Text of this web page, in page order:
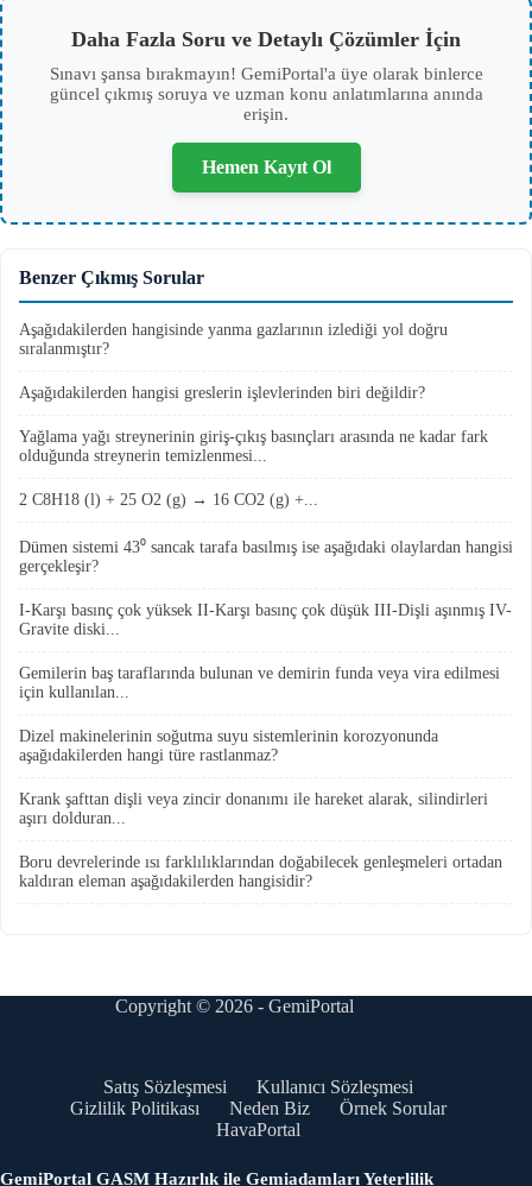
Daha Fazla Soru ve Detaylı Çözümler İçin
Sınavı şansa bırakmayın! GemiPortal'a üye olarak binlerce
güncel çıkmış soruya ve uzman konu anlatımlarına anında
erişin.
Hemen Kayıt Ol
Benzer Çıkmış Sorular
Aşağıdakilerden hangisinde yanma gazlarının izlediği yol doğru
sıralanmıştır?
Aşağıdakilerden hangisi greslerin işlevlerinden biri değildir?
Yağlama yağı streynerinin giriş-çıkış basınçları arasında ne kadar fark
olduğunda streynerin temizlenmesi...
2 C8H18 (l) + 25 O2 (g) → 16 CO2 (g) +...
Dümen sistemi 43⁰ sancak tarafa basılmış ise aşağıdaki olaylardan hangisi
gerçekleşir?
I-Karşı basınç çok yüksek II-Karşı basınç çok düşük III-Dişli aşınmış IV-
Gravite diski...
Gemilerin baş taraflarında bulunan ve demirin funda veya vira edilmesi
için kullanılan...
Dizel makinelerinin soğutma suyu sistemlerinin korozyonunda
aşağıdakilerden hangi türe rastlanmaz?
Krank şafttan dişli veya zincir donanımı ile hareket alarak, silindirleri
aşırı dolduran...
Boru devrelerinde ısı farklılıklarından doğabilecek genleşmeleri ortadan
kaldıran eleman aşağıdakilerden hangisidir?
Copyright © 2026 - GemiPortal
Satış Sözleşmesi
Kullanıcı Sözleşmesi
Gizlilik Politikası
Neden Biz
Örnek Sorular
HavaPortal
GemiPortal GASM Hazırlık ile Gemiadamları Yeterlilik